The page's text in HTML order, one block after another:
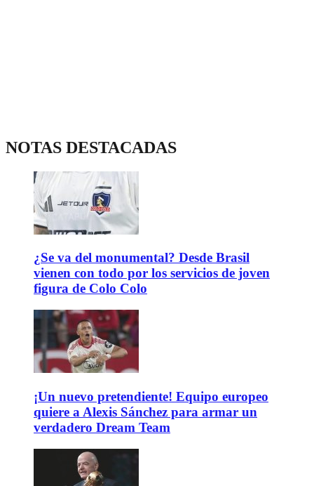
NOTAS DESTACADAS
¿Se va del monumental? Desde Brasil
vienen con todo por los servicios de joven
figura de Colo Colo
¡Un nuevo pretendiente! Equipo europeo
quiere a Alexis Sánchez para armar un
verdadero Dream Team